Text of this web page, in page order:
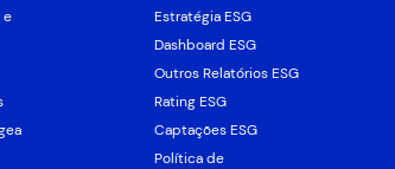
e
Estratégia ESG
Dashboard ESG
Outros Relatórios ESG
Rating ESG
Captações ESG
Política de